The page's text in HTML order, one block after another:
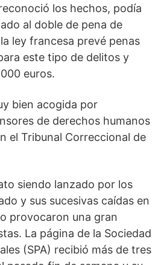
los hechos, podía
al doble de pena de
ley francesa prevé penas
este tipo de delitos y
euros.
bien acogida por
de derechos humanos
el Tribunal Correccional de
siendo lanzado por los
y sus sucesivas caídas en
provocaron una gran
La página de la Sociedad
(SPA) recibió más de tres